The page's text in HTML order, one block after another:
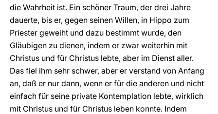
die Wahrheit ist. Ein schöner Traum, der drei Jahre
dauerte, bis er, gegen seinen Willen, in Hippo zum
Priester geweiht und dazu bestimmt wurde, den
Gläubigen zu dienen, indem er zwar weiterhin mit
Christus und für Christus lebte, aber im Dienst aller.
Das fiel ihm sehr schwer, aber er verstand von Anfang
an, daß er nur dann, wenn er für die anderen und nicht
einfach für seine private Kontemplation lebte, wirklich
mit Christus und für Christus leben konnte. Indem